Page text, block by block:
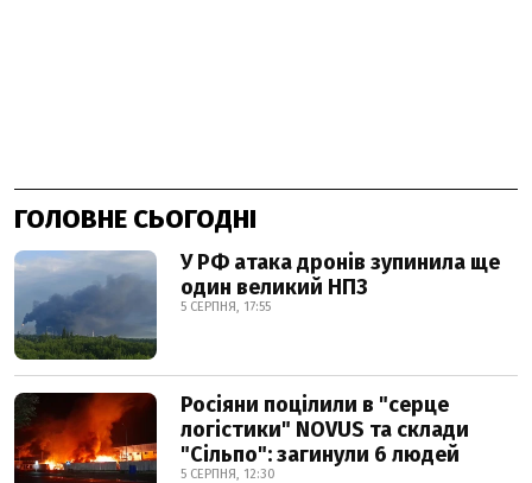
ГОЛОВНЕ СЬОГОДНІ
У РФ атака дронів зупинила ще
один великий НПЗ
5 СЕРПНЯ, 17:55
Росіяни поцілили в "серце
логістики" NOVUS та склади
"Сільпо": загинули 6 людей
5 СЕРПНЯ, 12:30